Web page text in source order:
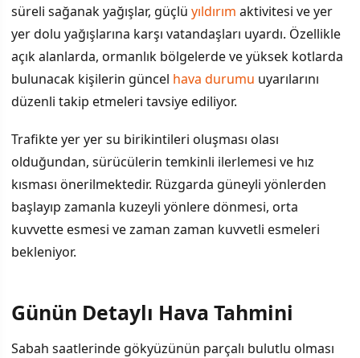
Günün Detaylı Hava Tahmini
süreli sağanak yağışlar, güçlü yıldırım aktivitesi ve yer
yer dolu yağışlarına karşı vatandaşları uyardı. Özellikle
açık alanlarda, ormanlık bölgelerde ve yüksek kotlarda
bulunacak kişilerin güncel hava durumu uyarılarını
düzenli takip etmeleri tavsiye ediliyor.
Trafikte yer yer su birikintileri oluşması olası
olduğundan, sürücülerin temkinli ilerlemesi ve hız
kısması önerilmektedir. Rüzgarda güneyli yönlerden
başlayıp zamanla kuzeyli yönlere dönmesi, orta
kuvvette esmesi ve zaman zaman kuvvetli esmeleri
bekleniyor.
Günün Detaylı Hava Tahmini
Sabah saatlerinde gökyüzünün parçalı bulutlu olması